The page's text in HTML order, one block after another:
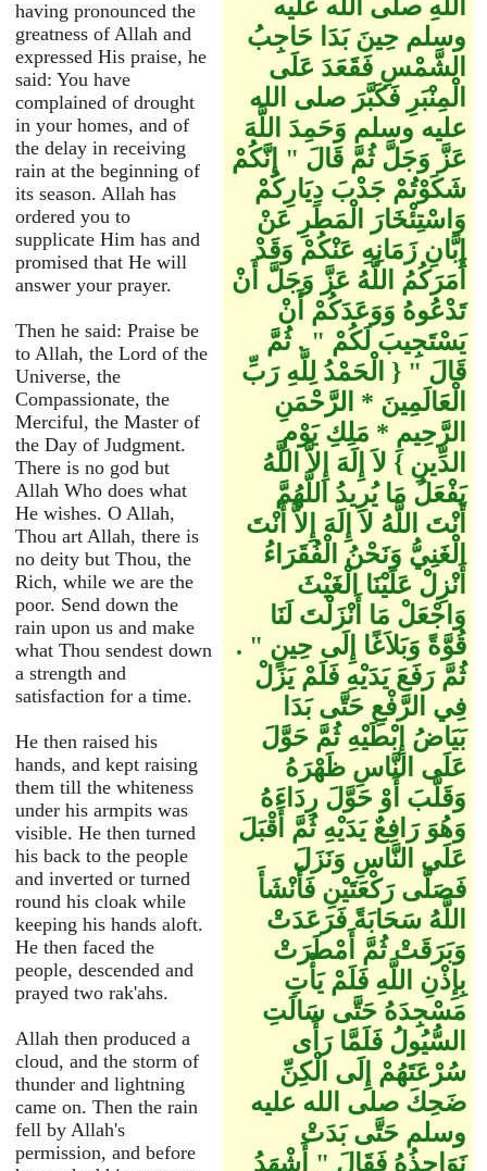
having pronounced the
greatness of Allah and
expressed His praise, he
said: You have
complained of drought
in your homes, and of
the delay in receiving
rain at the beginning of
its season. Allah has
ordered you to
supplicate Him has and
promised that He will
answer your prayer.
Then he said: Praise be
to Allah, the Lord of the
Universe, the
Compassionate, the
Merciful, the Master of
the Day of Judgment.
There is no god but
Allah Who does what
He wishes. O Allah,
Thou art Allah, there is
no deity but Thou, the
Rich, while we are the
poor. Send down the
rain upon us and make
what Thou sendest down
a strength and
satisfaction for a time.
He then raised his
hands, and kept raising
them till the whiteness
under his armpits was
visible. He then turned
his back to the people
and inverted or turned
round his cloak while
keeping his hands aloft.
He then faced the
people, descended and
prayed two rak'ahs.
Allah then produced a
cloud, and the storm of
thunder and lightning
came on. Then the rain
fell by Allah's
permission, and before
اللَّهِ صلى الله عليه
وسلم حِينَ بَدَا حَاجِبُ
الشَّمْسِ فَقَعَدَ عَلَى
الْمِنْبَرِ فَكَبَّرَ صلى الله
عليه وسلم وَحَمِدَ اللَّهَ
عَزَّ وَجَلَّ ثُمَّ قَالَ ‏"‏ إِنَّكُمْ
شَكَوْتُمْ جَدْبَ دِيَارِكُمْ
وَاسْتِئْخَارَ الْمَطَرِ عَنْ
إِبَّانِ زَمَانِهِ عَنْكُمْ وَقَدْ
أَمَرَكُمُ اللَّهُ عَزَّ وَجَلَّ أَنْ
تَدْعُوهُ وَوَعَدَكُمْ أَنْ
يَسْتَجِيبَ لَكُمْ ‏"‏ ‏.‏ ثُمَّ
قَالَ ‏"‏ ‏{‏ الْحَمْدُ لِلَّهِ رَبِّ
الْعَالَمِينَ * الرَّحْمَنِ
الرَّحِيمِ * مَلِكِ يَوْمِ
الدِّينِ ‏}‏ لاَ إِلَهَ إِلاَّ اللَّهُ
يَفْعَلُ مَا يُرِيدُ اللَّهُمَّ
أَنْتَ اللَّهُ لاَ إِلَهَ إِلاَّ أَنْتَ
الْغَنِيُّ وَنَحْنُ الْفُقَرَاءُ
أَنْزِلْ عَلَيْنَا الْغَيْثَ
وَاجْعَلْ مَا أَنْزَلْتَ لَنَا
قُوَّةً وَبَلاَغًا إِلَى حِينٍ ‏"‏ ‏.‏
ثُمَّ رَفَعَ يَدَيْهِ فَلَمْ يَزَلْ
فِي الرَّفْعِ حَتَّى بَدَا
بَيَاضُ إِبْطَيْهِ ثُمَّ حَوَّلَ
عَلَى النَّاسِ ظَهْرَهُ
وَقَلَّبَ أَوْ حَوَّلَ رِدَاءَهُ
وَهُوَ رَافِعٌ يَدَيْهِ ثُمَّ أَقْبَلَ
عَلَى النَّاسِ وَنَزَلَ
فَصَلَّى رَكْعَتَيْنِ فَأَنْشَأَ
اللَّهُ سَحَابَةً فَرَعَدَتْ
وَبَرَقَتْ ثُمَّ أَمْطَرَتْ
بِإِذْنِ اللَّهِ فَلَمْ يَأْتِ
مَسْجِدَهُ حَتَّى سَالَتِ
السُّيُولُ فَلَمَّا رَأَى
سُرْعَتَهُمْ إِلَى الْكِنِّ
ضَحِكَ صلى الله عليه
وسلم حَتَّى بَدَتْ
نَوَاجِذُهُ فَقَالَ ‏"‏ أَشْهَدُ